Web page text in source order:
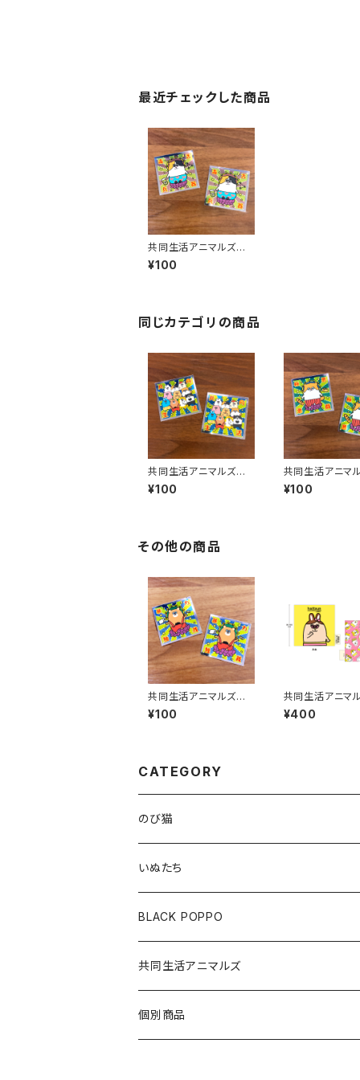
最近チェックした商品
共同生活アニマルズ
キラキラステッカー（もり
ちゃん）
¥100
同じカテゴリの商品
共同生活アニマルズ
キラキラステッカー（全
員）
¥100
共同生活アニ
キラキラステッカ
どちゃん）
¥100
その他の商品
共同生活アニマルズ
キラキラステッカー（佐
久間）
¥100
共同生活アニ
布製コースター
ん）
¥400
CATEGORY
のび猫
布製コースター
ハチワレ
みけねこ
アクリルクリップスタンド
アクリルクリップ
アクリルボールチェーン
いぬたち
布製コースター
アクリルボールチェーン
ポストカード
BLACK POPPO
ポストカード
A5クリアファイル
共同生活アニマルズ
クッションキーホルダー
個別商品